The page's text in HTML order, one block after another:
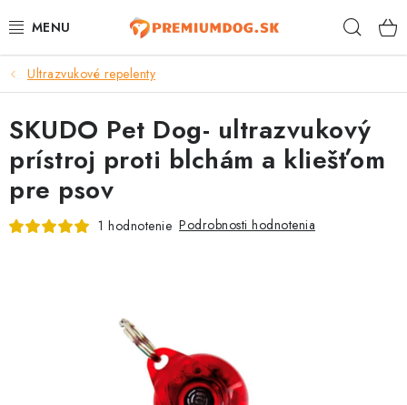
na
TOP 100 PRODUKTOV
NOVINKY
AKCIE
ÚTULKY
Ultrazvukové repelenty
SKUDO Pet Dog- ultrazvukový
prístroj proti blchám a kliešťom
pre psov
1 hodnotenie Podrobnosti hodnotenia